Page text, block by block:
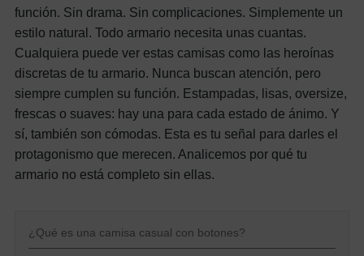
función. Sin drama. Sin complicaciones. Simplemente un
estilo natural. Todo armario necesita unas cuantas.
Cualquiera puede ver estas camisas como las heroínas
discretas de tu armario. Nunca buscan atención, pero
siempre cumplen su función. Estampadas, lisas, oversize,
frescas o suaves: hay una para cada estado de ánimo. Y
sí, también son cómodas. Esta es tu señal para darles el
protagonismo que merecen. Analicemos por qué tu
armario no está completo sin ellas.
¿Qué es una camisa casual con botones?